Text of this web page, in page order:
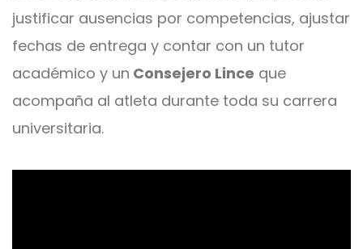
justificar ausencias por competencias, ajustar
fechas de entrega y contar con un tutor
académico y un Consejero Lince que
acompaña al atleta durante toda su carrera
universitaria.